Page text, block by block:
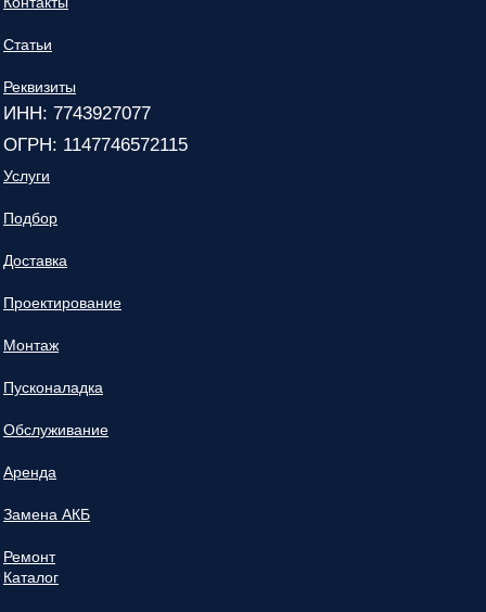
Статьи
Реквизиты
ИНН: 7743927077
ОГРН: 1147746572115
Услуги
Подбор
Доставка
Проектирование
Монтаж
Пусконаладка
Обслуживание
Аренда
Замена АКБ
Ремонт
Каталог